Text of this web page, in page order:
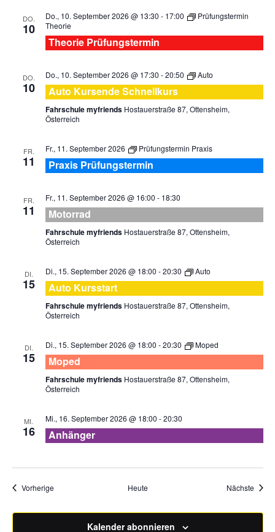
DO.
10
Do., 10. September 2026 @ 13:30 - 17:00
Prüfungstermin
Theorie
Theorie Prüfungstermin
DO.
10
Do., 10. September 2026 @ 17:30 -20:50 Auto
Auto Kursende Schnellkurs
Fahrschule myfriends Hostauerstraße 87, Ottensheim,
Österreich
FR.
11
Fr., 11. September 2026 Prüfungstermin Praxis
Praxis Prüfungstermin
FR.
11
Fr., 11. September 2026 @ 16:00 - 18:30
Motorrad
Fahrschule myfriends Hostauerstraße 87, Ottensheim,
Österreich
DI.
15
Di., 15. September 2026 @ 18:00 -20:30 Auto
Auto Kursstart
Fahrschule myfriends Hostauerstraße 87, Ottensheim,
Österreich
DI.
15
Di., 15. September 2026 @ 18:00 -20:30 Moped
Moped
Fahrschule myfriends Hostauerstraße 87, Ottensheim,
Österreich
MI.
16
Mi., 16. September 2026 @ 18:00 -20:30
Anhänger
VorherigeVeranstaltungen Heute Nächste
Kalender abonnieren